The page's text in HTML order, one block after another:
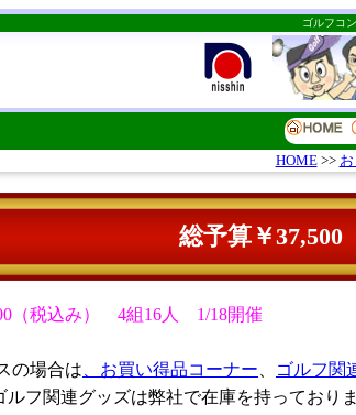
ゴルフコ
HOME>>
総予算￥
（税込み） 4組16人 1/18開催
の場合は 、お買い得品コーナー ゴルフ関
ルフ関連グッズは弊社で在庫を持っておりま